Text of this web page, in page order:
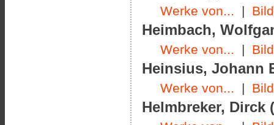
Werke von... |
Heimbach,
Werke von... |
Heinsius, Johann
Werke von... |
Helmbreker, Dirck